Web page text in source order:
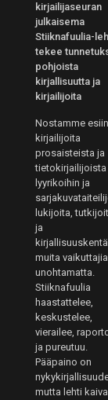
kirjailijaseuran
julkaisema
Stiiknafuulia-
tekee
pohjoista
kirjallisuutta ja
kirjailijoita
Nostamme esiin
kirjailijoita
prosaisteista ja
tietokirjailijoista
lyyrikoihin ja
lukijoita,
ja
muita vaikuttajia
unohtamatta.
Stiiknafuulia
haastattelee,
keskustelee,
vierailee,
ja pureutuu.
Pääpaino on
mutta lehti